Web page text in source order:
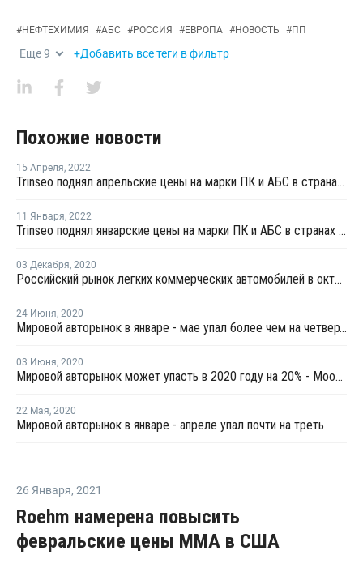
#НЕФТЕХИМИЯ #АБС #РОССИЯ #ЕВРОПА #НОВОСТЬ #ПП
Еще9 +Добавить все теги в фильтр
Похожие новости
15 Апреля, 2022
Trinseo поднял апрельские цены на марки ПК и АБС в странах Европы
11 Января, 2022
Trinseo поднял январские цены на марки ПК и АБС в странах Европы
03 Декабря, 2020
Российский рынок легких коммерческих автомобилей в октябре занял шестое место в Европе
24 Июня, 2020
Мировой авторынок в январе - мае упал более чем на четверть
03 Июня, 2020
Мировой авторынок может упасть в 2020 году на 20% - Moodys
22 Мая, 2020
Мировой авторынок в январе - апреле упал почти на треть
26 Января, 2021
Roеhm намерена повысить
февральские цены ММА в США